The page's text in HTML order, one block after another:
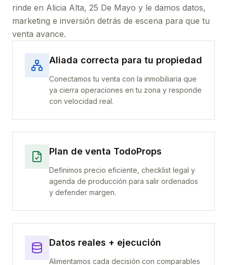
rinde en Alicia Alta, 25 De Mayo y le damos datos,
marketing e inversión detrás de escena para que tu
venta avance.
Aliada correcta para tu propiedad
Conectamos tu venta con la inmobiliaria que
ya cierra operaciones en tu zona y responde
con velocidad real.
Plan de venta TodoProps
Definimos precio eficiente, checklist legal y
agenda de producción para salir ordenados
y defender margen.
Datos reales + ejecución
Alimentamos cada decisión con comparables